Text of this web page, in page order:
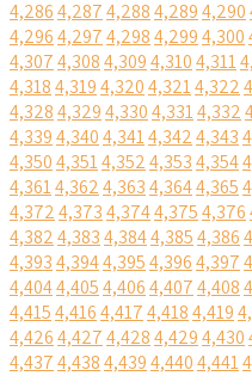
4,2864,2874,2884,2894,290
4,2964,2974,2984,2994,300
4,3074,3084,3094,3104,311
4,3184,3194,3204,3214,322
4,3284,3294,3304,3314,332
4,3394,3404,3414,3424,343
4,3504,3514,3524,3534,354
4,3614,3624,3634,3644,365
4,3724,3734,3744,3754,376
4,3824,3834,3844,3854,386
4,3934,3944,3954,3964,397
4,4044,4054,4064,4074,408
4,4154,4164,4174,4184,419
4,4264,4274,4284,4294,430
4,4374,4384,4394,4404,441